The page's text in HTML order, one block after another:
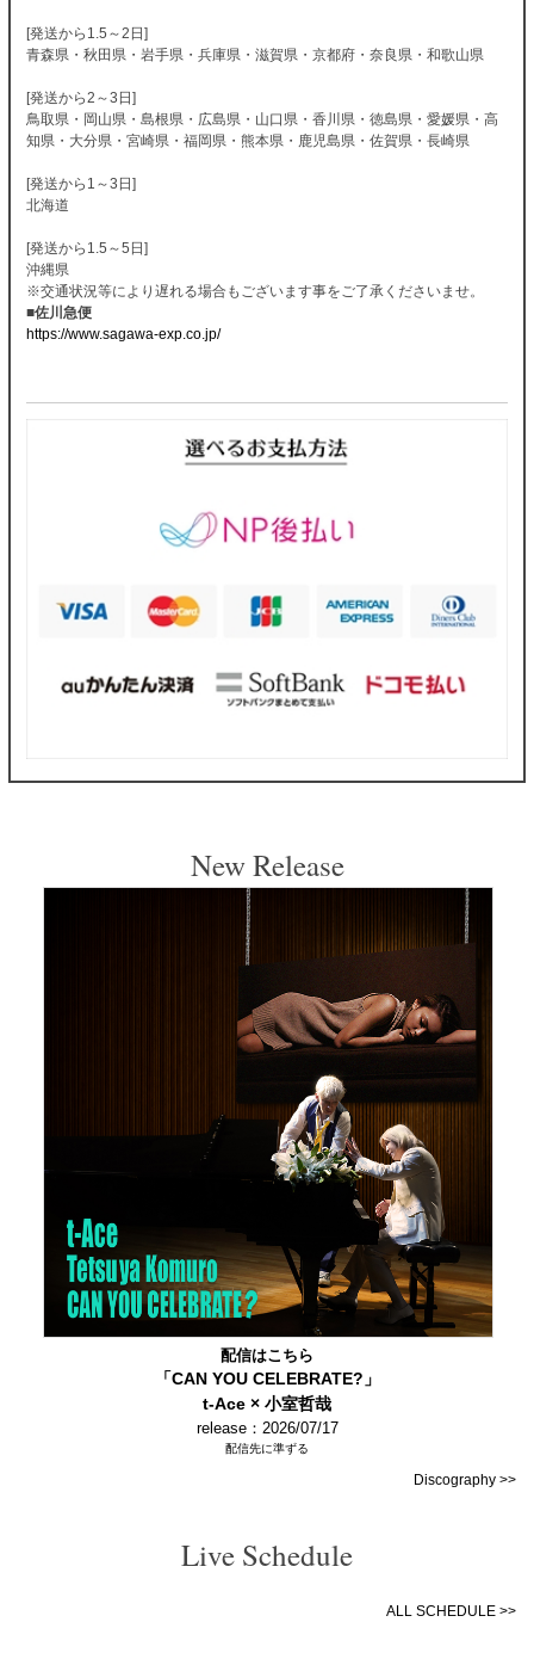
[発送から1.5～2日]
青森県・秋田県・岩手県・兵庫県・滋賀県・京都府・奈良県・和歌山県
[発送から2～3日]
鳥取県・岡山県・島根県・広島県・山口県・香川県・徳島県・愛媛県・高
知県・大分県・宮崎県・福岡県・熊本県・鹿児島県・佐賀県・長崎県
[発送から1～3日]
北海道
[発送から1.5～5日]
沖縄県
※交通状況等により遅れる場合もございます事をご了承くださいませ。
■佐川急便
https://www.sagawa-exp.co.jp/
New Release
配信はこちら
「CAN YOU CELEBRATE?」
t-Ace × 小室哲哉
release：2026/07/17
配信先に準ずる
Discography >>
Live Schedule
ALL SCHEDULE >>